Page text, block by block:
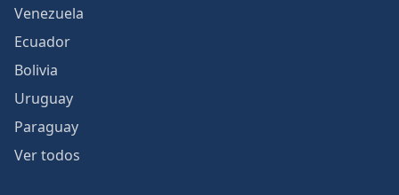
Venezuela
Ecuador
Bolivia
Uruguay
Paraguay
Ver todos